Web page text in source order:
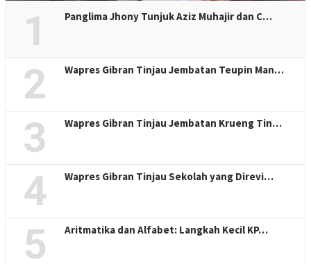
1 Panglima Jhony Tunjuk Aziz Muhajir dan C…
2 Wapres Gibran Tinjau Jembatan Teupin Man…
3 Wapres Gibran Tinjau Jembatan Krueng Tin…
4 Wapres Gibran Tinjau Sekolah yang Direvi…
5 Aritmatika dan Alfabet: Langkah Kecil KP…